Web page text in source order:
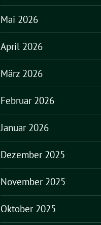
Mai 2026
April 2026
März 2026
Februar 2026
Januar 2026
Dezember 2025
November 2025
Oktober 2025